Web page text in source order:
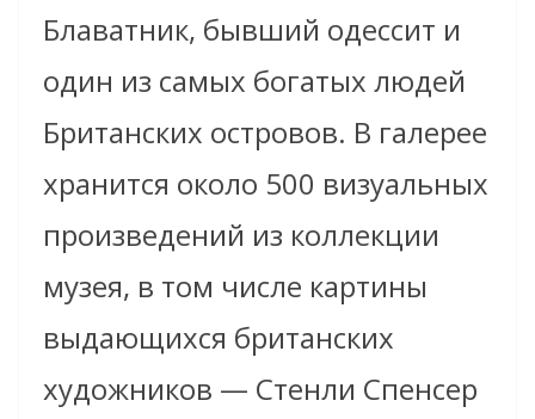
Блаватник, бывший одессит и
один из самых богатых людей
Британских островов. В галерее
хранится около 500 визуальных
произведений из коллекции
музея, в том числе картины
выдающихся британских
художников — Стенли Спенсер